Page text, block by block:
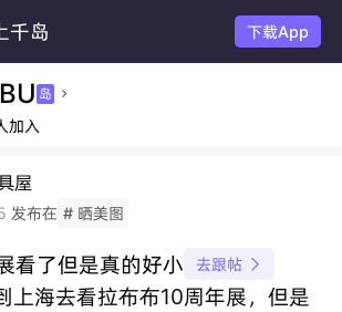
千岛 下载App
岛 
加入
屋
发布在 # 晒美图
看了但是真的好小 去跟帖 
上海去看拉布布10周年展，但是